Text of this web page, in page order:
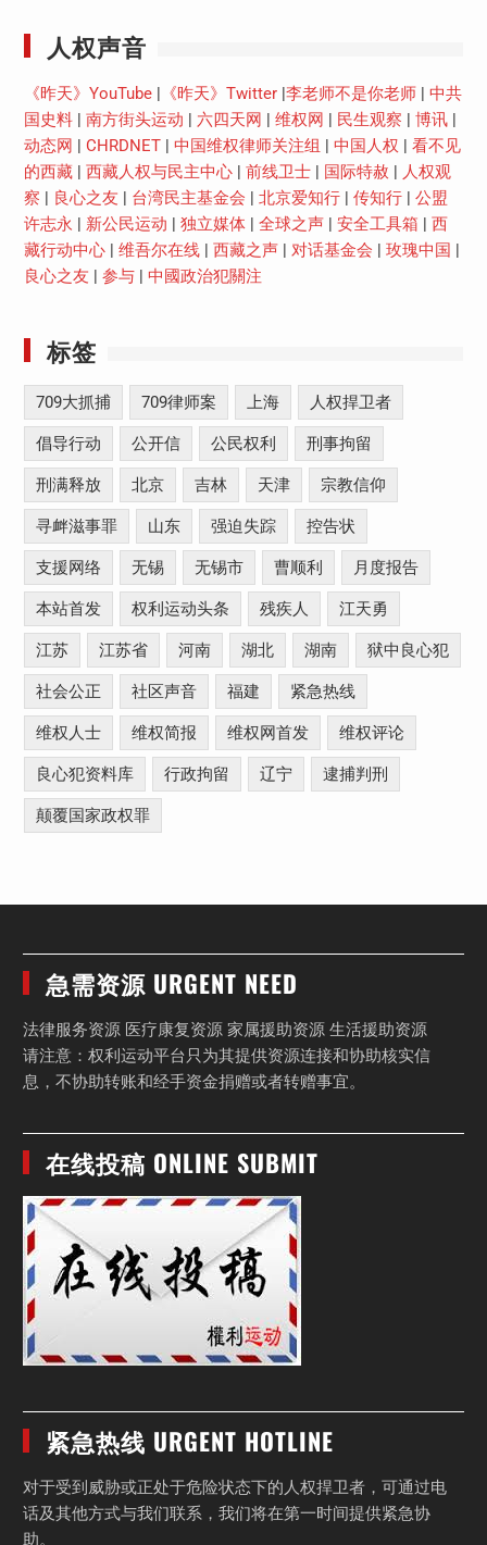
人权声音
《昨天》YouTube| 《昨天》Twitter| 李老师不是你老师| 中共
国史料| 南方街头运动 六四天网 维权网 民生观察 博讯|
动态网
CHRDNET| 中国维权律师关注组 中国人权
看不见
的西藏| 西藏人权与民主中心| 前线卫士| 国际特赦
人权观
察
良心之友 台湾民主基金会 北京爱知行| 传知行| 公盟
许志永
新公民运动 独立媒体| 全球之声| 安全工具箱
西
藏行动中心| 维吾尔在线| 西藏之声| 对话基金会 玫瑰中国
良心之友
参与| 中國政治犯關注
标签
709大抓捕 709律师案 上海 人权捍卫者
倡导行动 公开信 公民权利 刑事拘留
刑满释放 北京 吉林 天津 宗教信仰
寻衅滋事罪 山东 强迫失踪 控告状
支援网络 无锡 无锡市 曹顺利 月度报告
本站首发 权利运动头条 残疾人 江天勇
江苏 江苏省 河南 湖北 湖南 狱中良心犯
社会公正 社区声音 福建 紧急热线
维权人士 维权简报 维权网首发 维权评论
良心犯资料库 行政拘留 辽宁 逮捕判刑
颠覆国家政权罪
急需资源 URGENT NEED
法律服务资源 医疗康复资源 家属援助资源 生活援助资源
请注意：权利运动平台只为其提供资源连接和协助核实信
息，不协助转账和经手资金捐赠或者转赠事宜。
在线投稿 ONLINE SUBMIT
紧急热线 URGENT HOTLINE
对于受到威胁或正处于危险状态下的人权捍卫者，可通过电
话及其他方式与我们联系，我们将在第一时间提供紧急协
助。